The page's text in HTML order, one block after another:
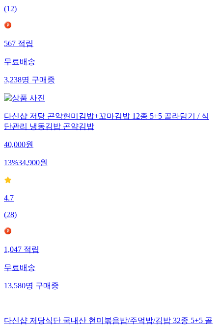
(12)
567 적립
무료배송
3,238명 구매중
다신샵 저당 곤약현미김밥+꼬마김밥 12종 5+5 골라담기 / 식
단관리 냉동김밥 곤약김밥
40,000원
13%34,900원
4.7
(28)
1,047 적립
무료배송
13,580명 구매중
다신샵 저당식단 국내산 현미볶음밥/주먹밥/김밥 32종 5+5 골